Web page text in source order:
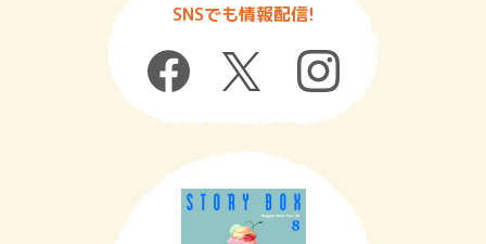
SNSでも情報配信!